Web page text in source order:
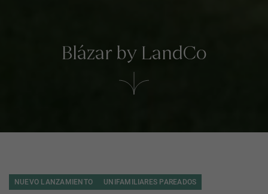
Blázar by LandCo
NUEVO LANZAMIENTO UNIFAMILIARES PAREADOS
Optimizamos tu navegación sin descuidar
tu privacidad.